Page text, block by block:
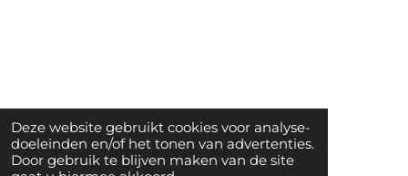
Deze website gebruikt cookies voor analyse-
doeleinden en/of het tonen van advertenties.
Door gebruik te blijven maken van de site